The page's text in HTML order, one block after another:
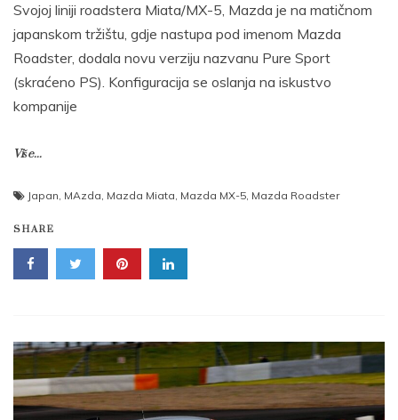
Svojoj liniji roadstera Miata/MX-5, Mazda je na matičnom
japanskom tržištu, gdje nastupa pod imenom Mazda
Roadster, dodala novu verziju nazvanu Pure Sport
(skraćeno PS). Konfiguracija se oslanja na iskustvo
kompanije
Više...
Japan, MAzda, Mazda Miata, Mazda MX-5, Mazda Roadster
SHARE